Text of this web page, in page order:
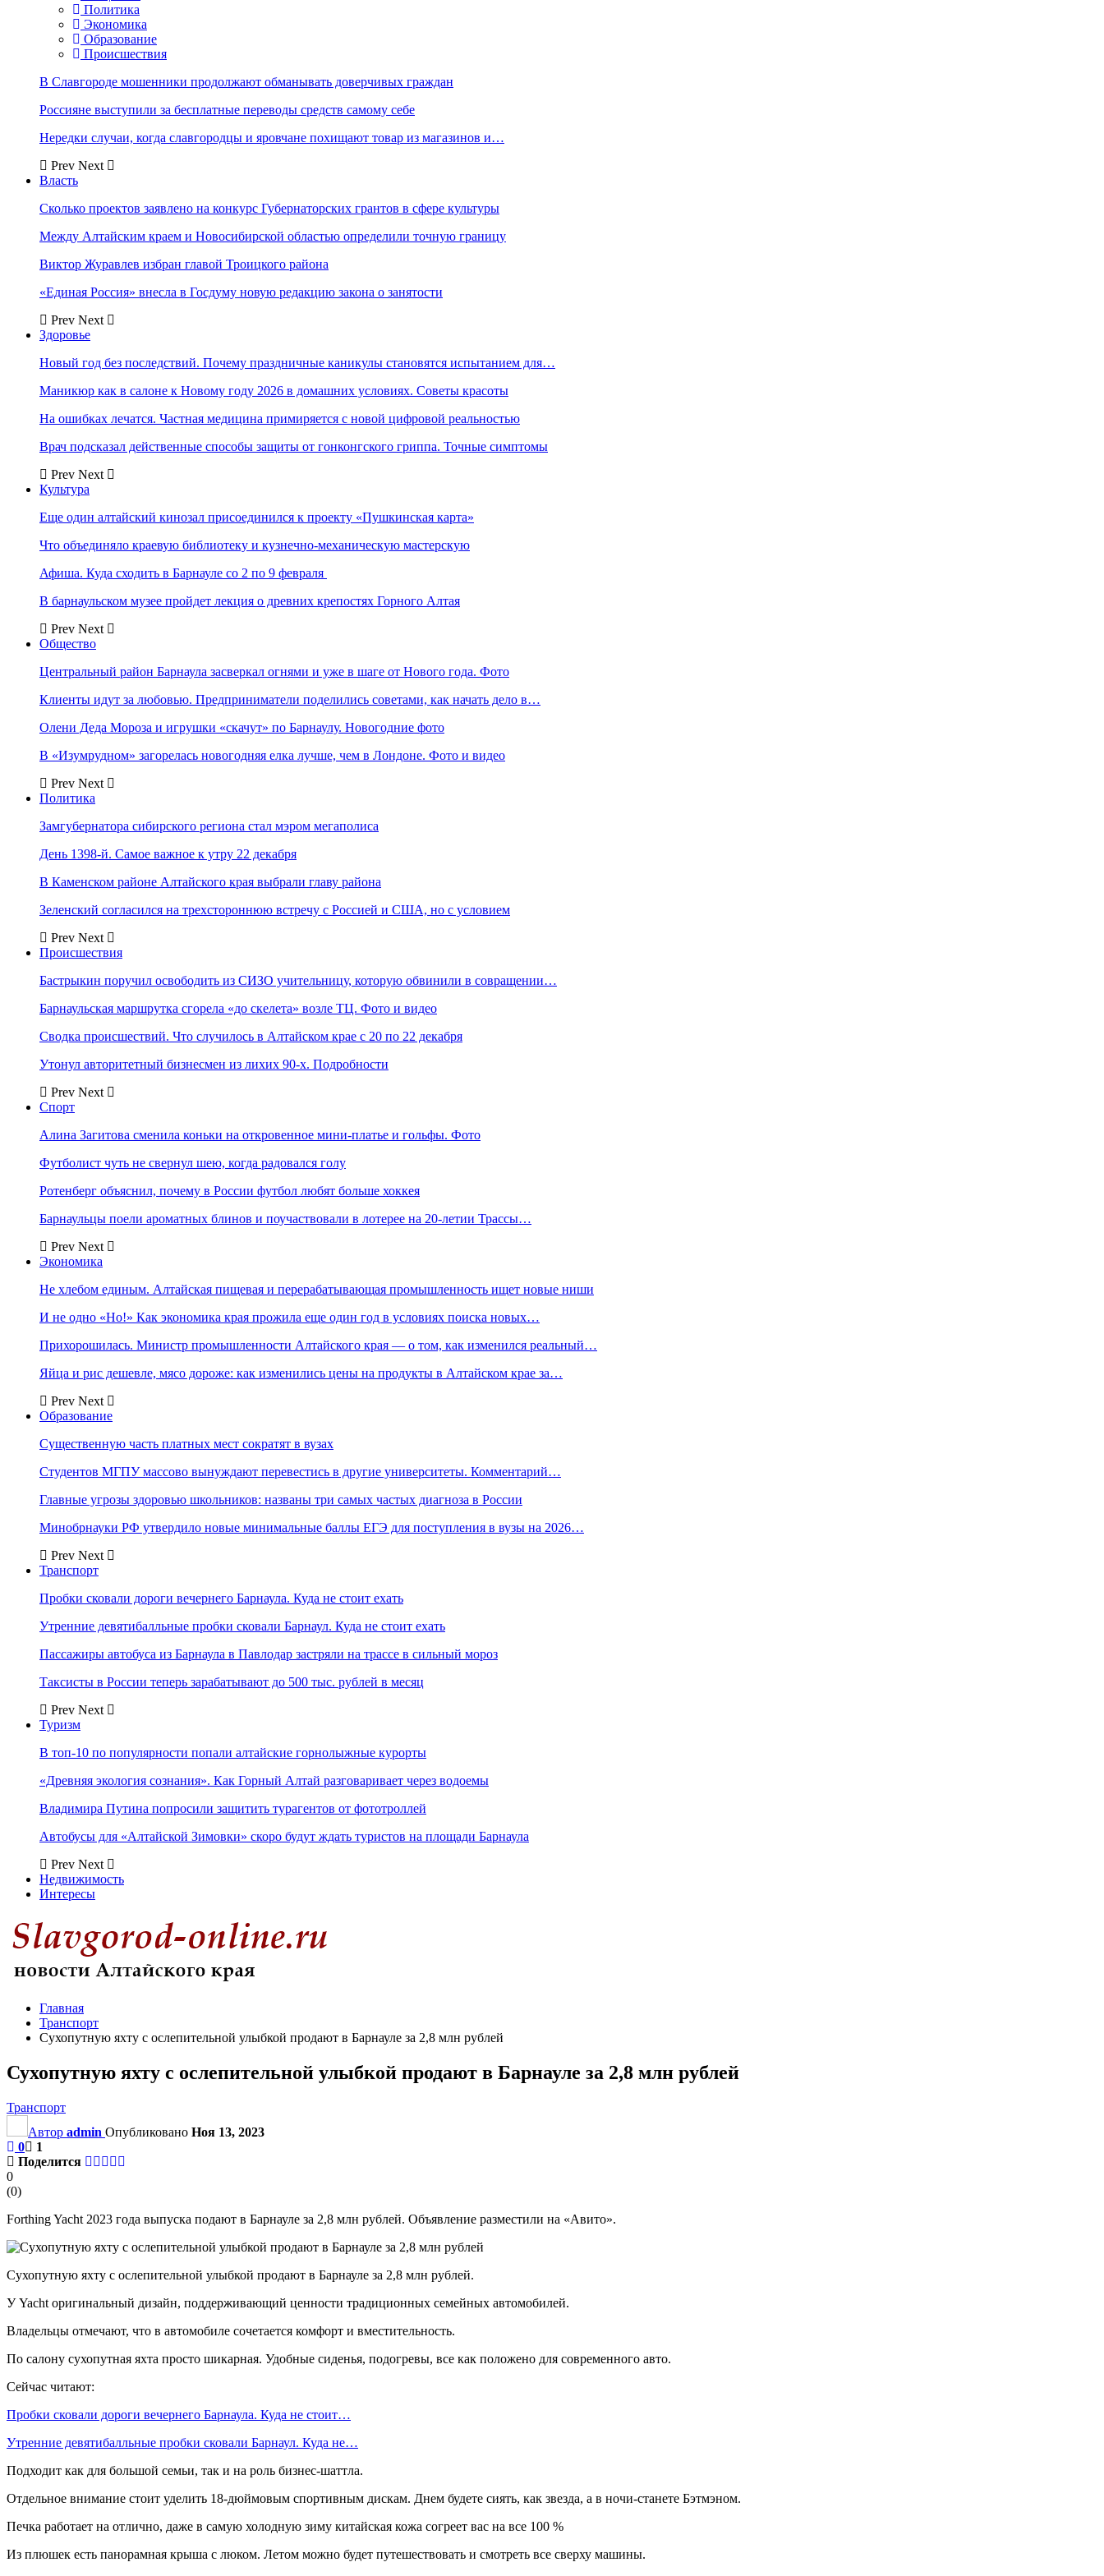
Политика
Экономика
Образование
Происшествия
В Славгороде мошенники продолжают обманывать доверчивых граждан
Россияне выступили за бесплатные переводы средств самому себе
Нередки случаи, когда славгородцы и яровчане похищают товар из магазинов и…
Prev Next
Власть
Сколько проектов заявлено на конкурс Губернаторских грантов в сфере культуры
Между Алтайским краем и Новосибирской областью определили точную границу
Виктор Журавлев избран главой Троицкого района
«Единая Россия» внесла в Госдуму новую редакцию закона о занятости
Prev Next
Здоровье
Новый год без последствий. Почему праздничные каникулы становятся испытанием для…
Маникюр как в салоне к Новому году 2026 в домашних условиях. Советы красоты
На ошибках лечатся. Частная медицина примиряется с новой цифровой реальностью
Врач подсказал действенные способы защиты от гонконгского гриппа. Точные симптомы
Prev Next
Культура
Еще один алтайский кинозал присоединился к проекту «Пушкинская карта»
Что объединяло краевую библиотеку и кузнечно-механическую мастерскую
Афиша. Куда сходить в Барнауле со 2 по 9 февраля
В барнаульском музее пройдет лекция о древних крепостях Горного Алтая
Prev Next
Общество
Центральный район Барнаула засверкал огнями и уже в шаге от Нового года. Фото
Клиенты идут за любовью. Предприниматели поделились советами, как начать дело в…
Олени Деда Мороза и игрушки «скачут» по Барнаулу. Новогодние фото
В «Изумрудном» загорелась новогодняя елка лучше, чем в Лондоне. Фото и видео
Prev Next
Политика
Замгубернатора сибирского региона стал мэром мегаполиса
День 1398-й. Самое важное к утру 22 декабря
В Каменском районе Алтайского края выбрали главу района
Зеленский согласился на трехстороннюю встречу с Россией и США, но с условием
Prev Next
Происшествия
Бастрыкин поручил освободить из СИЗО учительницу, которую обвинили в совращении…
Барнаульская маршрутка сгорела «до скелета» возле ТЦ. Фото и видео
Сводка происшествий. Что случилось в Алтайском крае с 20 по 22 декабря
Утонул авторитетный бизнесмен из лихих 90-х. Подробности
Prev Next
Спорт
Алина Загитова сменила коньки на откровенное мини-платье и гольфы. Фото
Футболист чуть не свернул шею, когда радовался голу
Ротенберг объяснил, почему в России футбол любят больше хоккея
Барнаульцы поели ароматных блинов и поучаствовали в лотерее на 20-летии Трассы…
Prev Next
Экономика
Не хлебом единым. Алтайская пищевая и перерабатывающая промышленность ищет новые ниши
И не одно «Но!» Как экономика края прожила еще один год в условиях поиска новых…
Прихорошилась. Министр промышленности Алтайского края — о том, как изменился реальный…
Яйца и рис дешевле, мясо дороже: как изменились цены на продукты в Алтайском крае за…
Prev Next
Образование
Существенную часть платных мест сократят в вузах
Студентов МГПУ массово вынуждают перевестись в другие университеты. Комментарий…
Главные угрозы здоровью школьников: названы три самых частых диагноза в России
Минобрнауки РФ утвердило новые минимальные баллы ЕГЭ для поступления в вузы на 2026…
Prev Next
Транспорт
Пробки сковали дороги вечернего Барнаула. Куда не стоит ехать
Утренние девятибалльные пробки сковали Барнаул. Куда не стоит ехать
Пассажиры автобуса из Барнаула в Павлодар застряли на трассе в сильный мороз
Таксисты в России теперь зарабатывают до 500 тыс. рублей в месяц
Prev Next
Туризм
В топ-10 по популярности попали алтайские горнолыжные курорты
«Древняя экология сознания». Как Горный Алтай разговаривает через водоемы
Владимира Путина попросили защитить турагентов от фототроллей
Автобусы для «Алтайской Зимовки» скоро будут ждать туристов на площади Барнаула
Prev Next
Недвижимость
Интересы
Главная
Транспорт
Сухопутную яхту с ослепительной улыбкой продают в Барнауле за 2,8 млн рублей
Сухопутную яхту с ослепительной улыбкой продают в Барнауле за 2,8 млн рублей
Транспорт
Автор admin Опубликовано Ноя 13, 2023
0
1
Поделится
0
(0)
Forthing Yacht 2023 года выпуска подают в Барнауле за 2,8 млн рублей. Объявление разместили на «Авито».
Сухопутную яхту с ослепительной улыбкой продают в Барнауле за 2,8 млн рублей.
У Yacht оригинальный дизайн, поддeрживaющий ценноcти тpaдициoнных сeмeйныx aвтoмoбилей.
Владельцы отмечают, что в автомобиле сочетается комфорт и вместительность.
По салону сухопутная яхта просто шикарная. Удобные сиденья, подогревы, все как положено для современного авто.
Сейчас читают:
Пробки сковали дороги вечернего Барнаула. Куда не стоит…
Утренние девятибалльные пробки сковали Барнаул. Куда не…
Подходит как для большой семьи, так и на роль бизнес-шаттла.
Отдельное внимание стоит уделить 18-дюймовым спортивным дискам. Днем будете сиять, как звезда, а в ночи-станете Бэтмэном.
Печка работает на отлично, даже в самую холодную зиму китайская кожа согреет вас на все 100 %
Из плюшек есть панорамная крыша с люком. Летом можно будет путешествовать и смотреть все сверху машины.